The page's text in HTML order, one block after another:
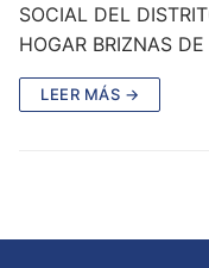
SOCIAL DEL
HOGAR BRIZNAS
LEER MÁS →